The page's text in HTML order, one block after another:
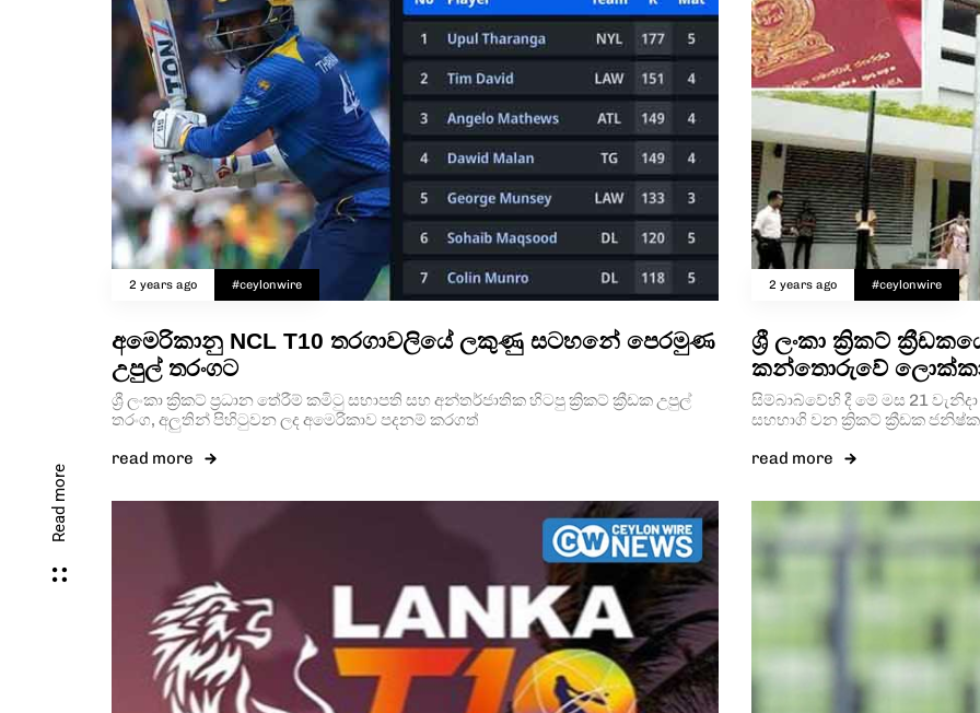
Read more
2 years ago #ceylonwire
අමෙරිකානු NCL T10 තරගාවලියේ ලකුණු සටහනේ පෙරමුණ
උපුල් තරංගට
ශ්‍රී ලංකා ක්‍රිකට් ප්‍රධාන තේරීම් කමිටු සභාපති සහ අන්තර්ජාතික හිටපු ක්‍රිකට් ක්‍රීඩක උපුල්
තරංග, අලුතින් පිහිටුවන ලද අමෙරිකාව පදනම් කරගත්
read more
2 years ago #ceylonwire
ශ්‍රී ලංකා ක්‍රිකට්
කන්තොරුවේ ලොක්කා
සිම්බාබ්වේහි දී මේ මස 21
සහභාගි වන ක්‍රිකට් ක්‍රීඩක
read more